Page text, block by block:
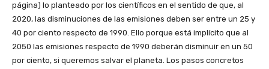
página) lo planteado por los científicos en el sentido de que, al
2020, las disminuciones de las emisiones deben ser entre un 25 y
40 por ciento respecto de 1990. Ello porque está implícito que al
2050 las emisiones respecto de 1990 deberán disminuir en un 50
por ciento, si queremos salvar el planeta. Los pasos concretos